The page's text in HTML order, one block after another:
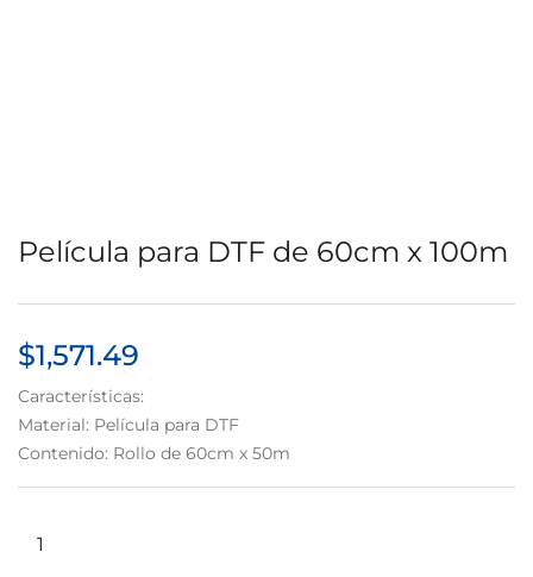
Película para DTF de 60cm x 100m
$1,571.49
Características:
Material: Película para DTF
Contenido: Rollo de 60cm x 50m